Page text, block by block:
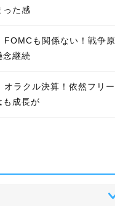
った感
FOMCも関係ない！戦争原
念継続
オラクル決算！依然フリー
も成長が